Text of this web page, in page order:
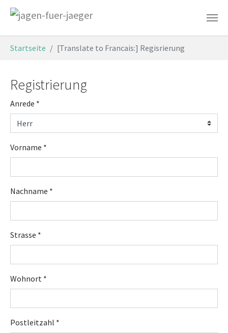
Startseite [Translate to Francais:] Regisrierung
Registrierung
Anrede *
Vorname *
Nachname *
Strasse *
Wohnort *
Postleitzahl *